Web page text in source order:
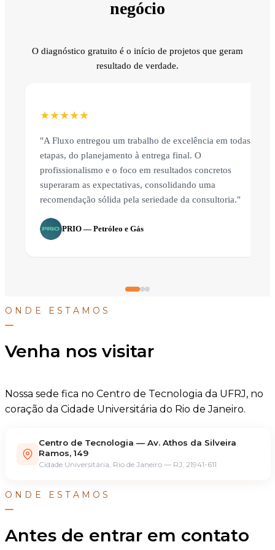
negócio
O diagnóstico gratuito é o início de projetos que geram
resultado de verdade.
★★★★★
"A Fluxo entregou um trabalho de excelência em todas as
etapas, do planejamento à entrega final. O
profissionalismo e o foco em resultados concretos
superaram as expectativas, consolidando uma
recomendação sólida pela seriedade da consultoria."
PRIO — Petróleo e Gás
ONDE ESTAMOS
Venha nos visitar
Nossa sede fica no Centro de Tecnologia da UFRJ, no
coração da Cidade Universitária do Rio de Janeiro.
Centro de Tecnologia — Av. Athos da Silveira
Ramos, 149
Cidade Universitária, Rio de Janeiro — RJ, 21941-611
ONDE ESTAMOS
Antes de entrar em contato